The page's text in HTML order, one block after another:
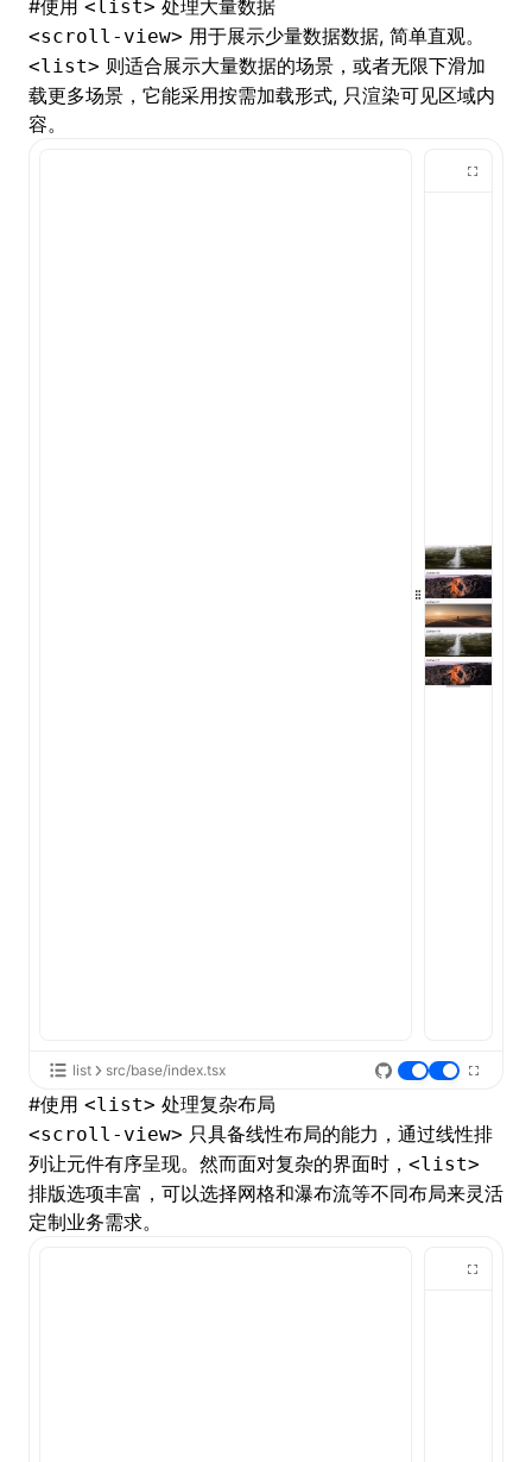
#使用 <list> 处理大量数据
<scroll-view> 用于展示少量数据数据, 简单直观。
<list> 则适合展示大量数据的场景，或者无限下滑加
载更多场景，它能采用按需加载形式, 只渲染可见区域内
容。
list src/base/index.tsx
#使用 <list> 处理复杂布局
<scroll-view> 只具备线性布局的能力，通过线性排
列让元件有序呈现。然而面对复杂的界面时， <list>
排版选项丰富，可以选择网格和瀑布流等不同布局来灵活
定制业务需求。